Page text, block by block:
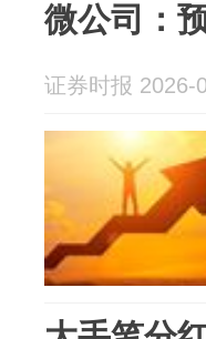
微公司：
证券时报 2026-